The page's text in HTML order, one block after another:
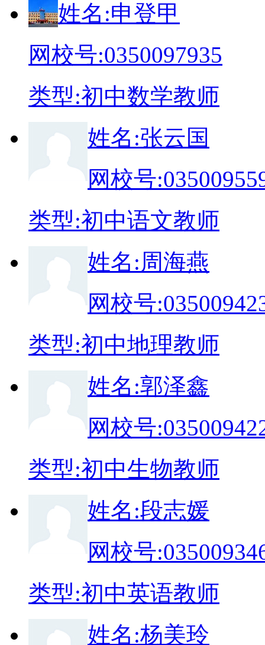
姓名:申登甲
网校号:0350097935
类型:初中数学教师
姓名:张云国
网校号:
类型:初中语文教师
姓名:周海燕
网校号:
类型:初中地理教师
姓名:郭泽鑫
网校号:
类型:初中生物教师
姓名:段志媛
网校号:
类型:初中英语教师
姓名:杨美玲